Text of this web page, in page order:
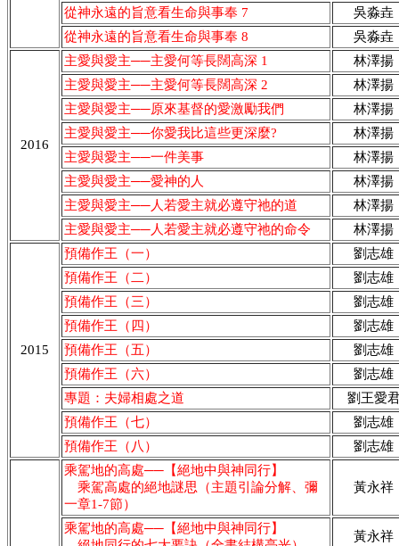
從神永遠的旨意看生命與事奉 7
吳淼垚
從神永遠的旨意看生命與事奉 8
吳淼垚
2016
主愛與愛主──主愛何等長闊高深 1
林澤揚
主愛與愛主──主愛何等長闊高深 2
林澤揚
主愛與愛主──原來基督的愛激勵我們
林澤揚
主愛與愛主──你愛我比這些更深麼?
林澤揚
主愛與愛主──一件美事
林澤揚
主愛與愛主──愛神的人
林澤揚
主愛與愛主──人若愛主就必遵守祂的道
林澤揚
主愛與愛主──人若愛主就必遵守祂的命令
林澤揚
2015
預備作王（一）
劉志雄
預備作王（二）
劉志雄
預備作王（三）
劉志雄
預備作王（四）
劉志雄
預備作王（五）
劉志雄
預備作王（六）
劉志雄
專題：夫婦相處之道
劉王愛
預備作王（七）
劉志雄
預備作王（八）
劉志雄
乘駕地的高處──【絕地中與神同行】
乘駕高處的絕地謎思（主題引論分解、彌
一章1-7節）
黃永祥
乘駕地的高處──【絕地中與神同行】
黃永祥